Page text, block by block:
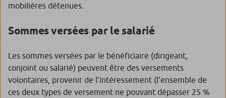
mobilières détenues.
Sommes versées par le salarié
Les sommes versées par le bénéficiaire (dirigeant,
conjoint ou salarié) peuvent être des versements
volontaires, provenir de l’intéressement (l’ensemble de
ces deux types de versement ne pouvant dépasser 25 %